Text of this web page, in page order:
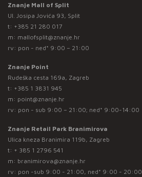
Znanje Mall of Split
Ul. Josipa Jovića 93, Split
t: +385 21 280 017
m: mallofsplit@znanje.hr
rv: pon - ned* 9:00 – 21:00
Znanje Point
Rudeška cesta 169a, Zagreb
t: +385 1 3831 945
m: point@znanje.hr
rv: pon - sub 9:00 – 21:00; ned* 9:00-14:00
Znanje Retail Park Branimirova
Ulica kneza Branimira 119b, Zagreb
t: + 385 1 2796 541
m: branimirova@znanje.hr
rv: pon -sub 9:00 - 21:00, ned* 9:00 - 20:00